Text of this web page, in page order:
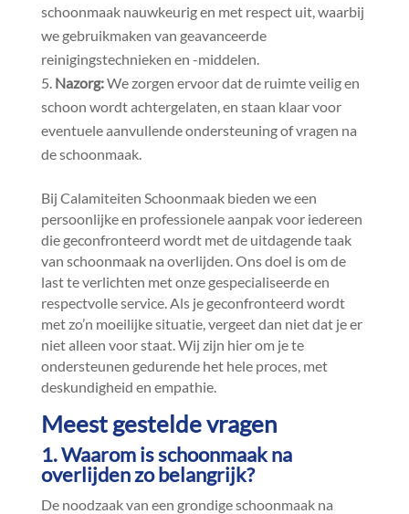
schoonmaak nauwkeurig en met respect uit, waarbij
we gebruikmaken van geavanceerde
reinigingstechnieken en -middelen.​
Nazorg:We zorgen ervoor dat de ruimte veilig en
schoon wordt achtergelaten, en staan klaar voor
eventuele aanvullende ondersteuning of vragen na
de schoonmaak.​
Bij Calamiteiten Schoonmaak bieden we een
persoonlijke en professionele aanpak voor iedereen
die geconfronteerd wordt met de uitdagende taak
van schoonmaak na overlijden.​ Ons doel is om de
last te verlichten met onze gespecialiseerde en
respectvolle service.​ Als je geconfronteerd wordt
met zo’n moeilijke situatie, vergeet dan niet dat je er
niet alleen voor staat.​ Wij zijn hier om je te
ondersteunen gedurende het hele proces, met
deskundigheid en empathie.​
Meest gestelde vragen
1.​ Waarom is schoonmaak na
overlijden zo belangrijk?
De noodzaak van een grondige schoonmaak na